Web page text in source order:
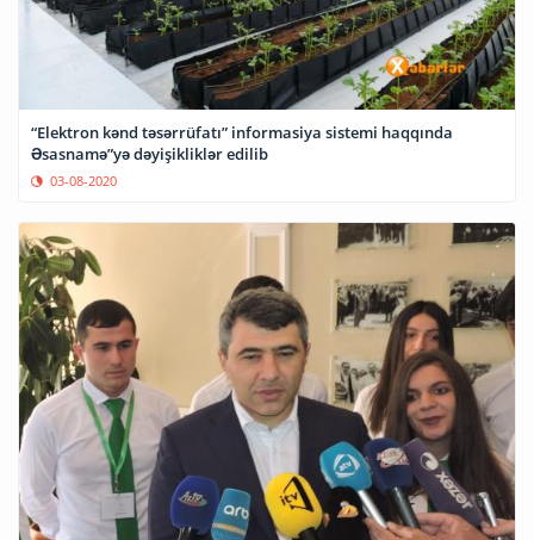
“Elektron kənd təsərrüfatı” informasiya sistemi haqqında
Əsasnamə”yə dəyişikliklər edilib
03-08-2020